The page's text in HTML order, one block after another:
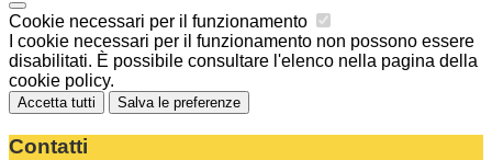
Cookie necessari per il funzionamento
I cookie necessari per il funzionamento non possono essere
disabilitati. È possibile consultare l'elenco nella pagina della
cookie policy.
Accetta tutti Salva le preferenze
Contatti